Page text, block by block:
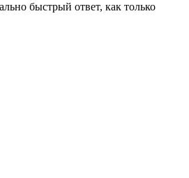
быстрый ответ, как только